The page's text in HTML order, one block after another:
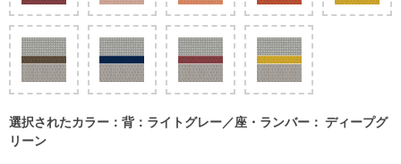
選択されたカラー：背：ライトグレー／座・ランバー： ディープグ
リーン